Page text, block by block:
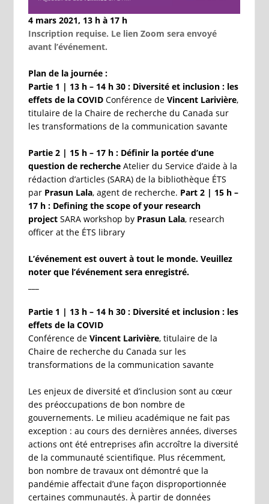
4 mars 2021, 13 h à 17 h
Inscription requise. Le lien Zoom sera envoyé
avant l’événement.
Plan de la journée :
Partie 1 | 13 h – 14 h 30 : Diversité et inclusion : les
effets de la COVID Conférence de Vincent Larivière,
titulaire de la Chaire de recherche du Canada sur
les transformations de la communication savante
Partie 2 | 15 h – 17 h : Définir la portée d’une
question de recherche Atelier du Service d’aide à la
rédaction d’articles (SARA) de la bibliothèque ÉTS
par Prasun Lala, agent de recherche. Part 2 | 15 h –
17 h : Defining the scope of your research
project SARA workshop by Prasun Lala, research
officer at the ÉTS library
L’événement est ouvert à tout le monde. Veuillez
noter que l’événement sera enregistré.
Partie 1 | 13 h – 14 h 30 : Diversité et inclusion : les
effets de la COVID
Conférence de Vincent Larivière, titulaire de la
Chaire de recherche du Canada sur les
transformations de la communication savante
Les enjeux de diversité et d’inclusion sont au cœur
des préoccupations de bon nombre de
gouvernements. Le milieu académique ne fait pas
exception : au cours des dernières années, diverses
actions ont été entreprises afin accroître la diversité
de la communauté scientifique. Plus récemment,
bon nombre de travaux ont démontré que la
pandémie affectait d’une façon disproportionnée
certaines communautés. À partir de données